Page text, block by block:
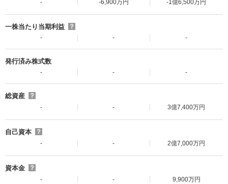
- -6,900万円 -1億6,500万円
一株当たり当期利益
？
-
- -
発行済み株式数
- - -
総資産
？
-
- 3億7,400万円
自己資本
？
-
- 2億7,000万円
資本金
？
-
- 9,900万円